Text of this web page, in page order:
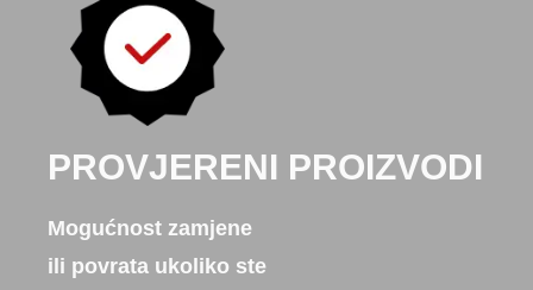
PROVJERENI PROIZVODI
Mogućnost zamjene
ili povrata ukoliko ste